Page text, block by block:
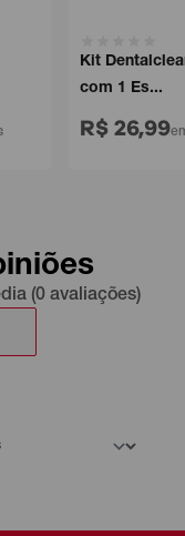
Kit
com 1 Es...
R$ 26,99
(0 avaliações)